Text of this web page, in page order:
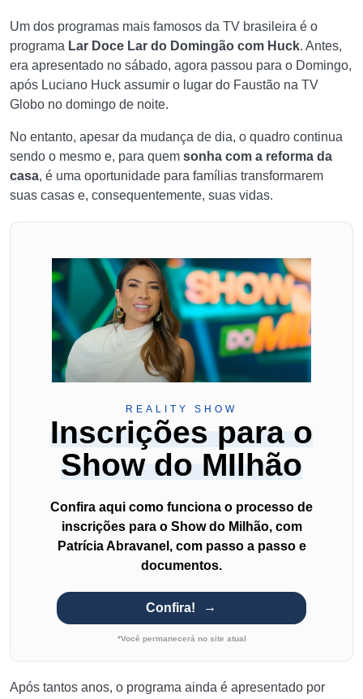
Um dos programas mais famosos da TV brasileira é o
programa Lar Doce Lar do Domingão com Huck. Antes,
era apresentado no sábado, agora passou para o Domingo,
após Luciano Huck assumir o lugar do Faustão na TV
Globo no domingo de noite.
No entanto, apesar da mudança de dia, o quadro continua
sendo o mesmo e, para quem sonha com a reforma da
casa, é uma oportunidade para famílias transformarem
suas casas e, consequentemente, suas vidas.
REALITY SHOW
Inscrições para o
Show do MIlhão
Confira aqui como funciona o processo de
inscrições para o Show do Milhão, com
Patrícia Abravanel, com passo a passo e
documentos.
Confira!
*Você permanecerá no site atual
Após tantos anos, o programa ainda é apresentado por